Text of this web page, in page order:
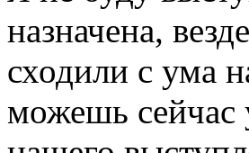
назначена,
сходили с ума
можешь сейчас